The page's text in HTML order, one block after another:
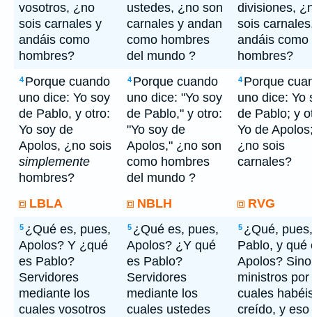
vosotros, ¿no
sois carnales y
andáis como
hombres?
ustedes, ¿no son
carnales y andan
como hombres
del mundo ?
divisiones,
sois
andáis como
hombres?
4 Porque cuando
uno dice: Yo soy
de Pablo, y otro:
Yo soy de
Apolos, ¿no sois
simplemente
hombres?
4 Porque cuando
uno dice: "Yo soy
de Pablo," y otro:
"Yo soy de
Apolos," ¿no son
como hombres
del mundo ?
4 Porque
uno dice: Yo
de Pablo; y
Yo de
¿no sois
carnales?
LBLA NBLH RVG
5 ¿Qué es, pues,
Apolos? Y ¿qué
es Pablo?
Servidores
mediante los
cuales vosotros
5 ¿Qué es, pues,
Apolos? ¿Y qué
es Pablo?
Servidores
mediante los
cuales ustedes
5 ¿Qué,
Pablo, y qué
Apolos? Sino
ministros por
cuales
creído, y eso